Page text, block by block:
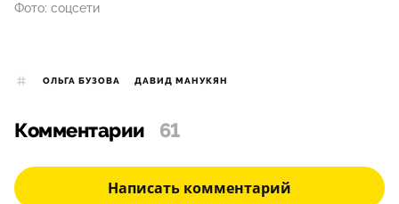
Фото: соцсети
ОЛЬГА БУЗОВА ДАВИД МАНУКЯН
Комментарии 61
Написать комментарий